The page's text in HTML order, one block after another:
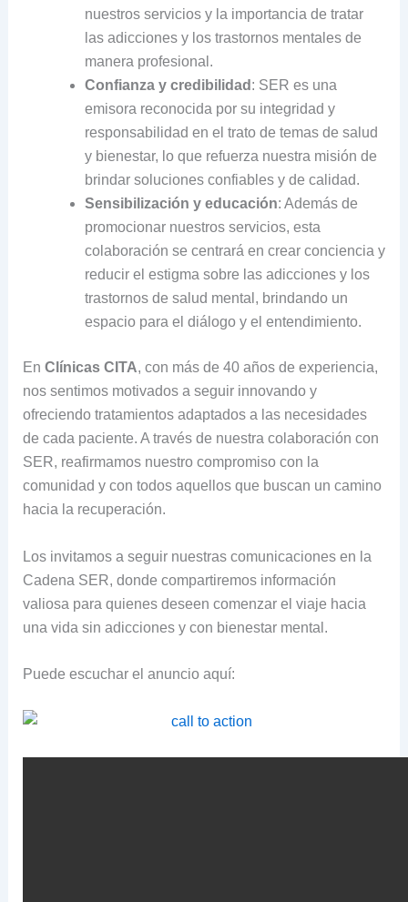
nuestros servicios y la importancia de tratar
las adicciones y los trastornos mentales de
manera profesional.
Confianza y credibilidad : SER es una
emisora reconocida por su integridad y
responsabilidad en el trato de temas de salud
y bienestar, lo que refuerza nuestra misión de
brindar soluciones confiables y de calidad.
Sensibilización y educación: Además de
promocionar nuestros servicios, esta
colaboración se centrará en crear conciencia y
reducir el estigma sobre las adicciones y los
trastornos de salud mental, brindando un
espacio para el diálogo y el entendimiento.
En Clínicas CITA, con más de 40 años de experiencia,
nos sentimos motivados a seguir innovando y
ofreciendo tratamientos adaptados a las necesidades
de cada paciente. A través de nuestra colaboración con
SER, reafirmamos nuestro compromiso con la
comunidad y con todos aquellos que buscan un camino
hacia la recuperación.
Los invitamos a seguir nuestras comunicaciones en la
Cadena SER, donde compartiremos información
valiosa para quienes deseen comenzar el viaje hacia
una vida sin adicciones y con bienestar mental.
Puede escuchar el anuncio aquí: